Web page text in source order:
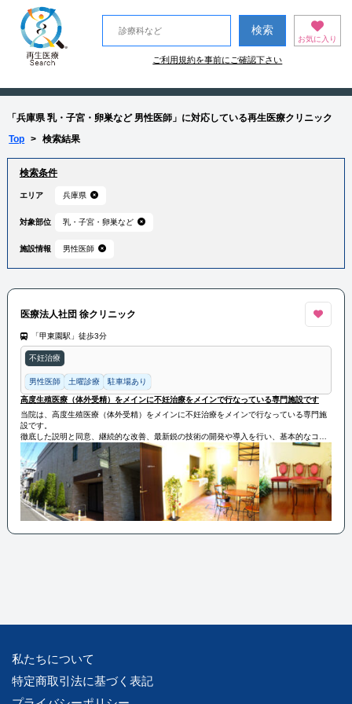
お気に入り
ご利用規約を事前にご確認下さい
「兵庫県 乳・子宮・卵巣など 男性医師」に対応している再生医療クリニック
Top > 検索結果
検索条件
エリア 兵庫県
対象部位 乳・子宮・卵巣など
施設情報 男性医師
医療法人社団 徐クリニック
「甲東園駅」徒歩3分
不妊治療
男性医師 土曜診療 駐車場あり
高度生殖医療（体外受精）をメインに不妊治療をメインで行なっている専門施設です
当院は、高度生殖医療（体外受精）をメインに不妊治療をメインで行なっている専門施
設です。
徹底した説明と同意、継続的な改善、最新鋭の技術の開発や導入を行い、基本的なコン
セプトに沿って現状に妥協することなく質の高い治療を提供いたします。
私たちについて
特定商取引法に基づく表記